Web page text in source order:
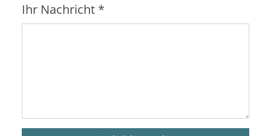
Ihr Nachricht *